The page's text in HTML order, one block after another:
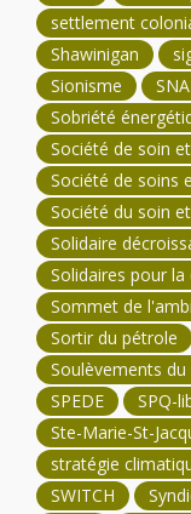
settlement
Shawinigan
Sionisme
Sobriété
Société de soin
Société de soins
Société du soin
Solidaire
Solidaires pour
Sommet de
Sortir du pétrole
Soulèvements du
SPEDE
SPQ-
Ste-Marie-St-
stratégie
SWITCH